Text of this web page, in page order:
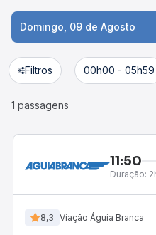
Domingo, 09 de Agosto
Filtros 00h00 - 05h59
1 passagens
11:50
Duração:
8,3 Viação Águia Branca